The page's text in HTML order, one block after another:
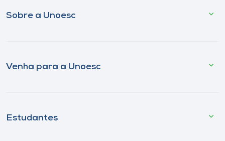
Sobre a Unoesc
Venha para a Unoesc
Estudantes